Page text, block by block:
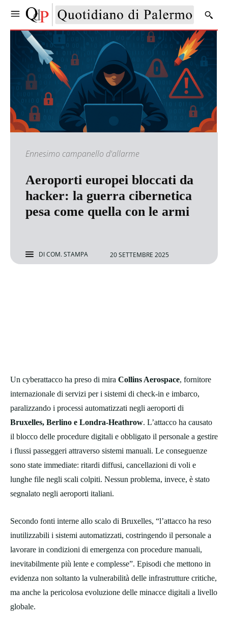
Ennesimo campanello d'allarme
Aeroporti europei bloccati da
hacker: la guerra cibernetica
pesa come quella con le armi
DICOM. STAMPA 20 SETTEMBRE 2025
Un cyberattacco ha preso di mira Collins Aerospace, fornitore
internazionale di servizi per i sistemi di check-in e imbarco,
paralizzando i processi automatizzati negli aeroporti di
Bruxelles, Berlino e Londra-Heathrow. L’attacco ha causato
il blocco delle procedure digitali e obbligato il personale a gestire
i flussi passeggeri attraverso sistemi manuali. Le conseguenze
sono state immediate: ritardi diffusi, cancellazioni di voli e
lunghe file negli scali colpiti. Nessun problema, invece, è stato
segnalato negli aeroporti italiani.
Secondo fonti interne allo scalo di Bruxelles, “l’attacco ha reso
inutilizzabili i sistemi automatizzati, costringendo il personale a
lavorare in condizioni di emergenza con procedure manuali,
inevitabilmente più lente e complesse”. Episodi che mettono in
evidenza non soltanto la vulnerabilità delle infrastrutture critiche,
ma anche la pericolosa evoluzione delle minacce digitali a livello
globale.